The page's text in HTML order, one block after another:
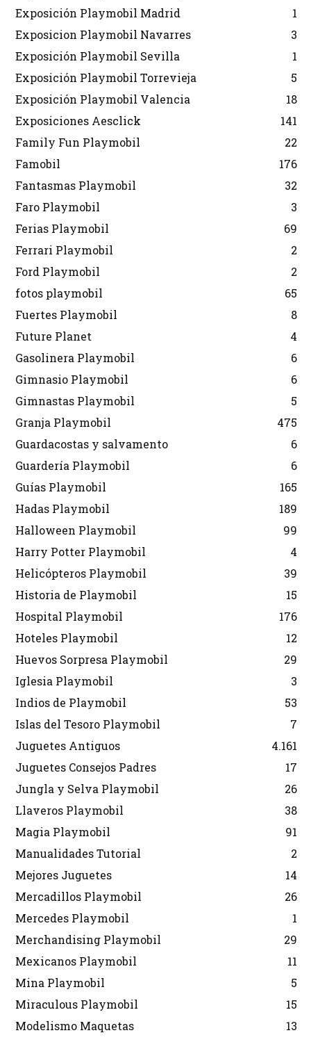
Exposición Playmobil Madrid
1
Exposicion Playmobil Navarres
3
Exposición Playmobil Sevilla
1
Exposición Playmobil Torrevieja
5
Exposición Playmobil Valencia
18
Exposiciones Aesclick
141
Family Fun Playmobil
22
Famobil
176
Fantasmas Playmobil
32
Faro Playmobil
3
Ferias Playmobil
69
Ferrari Playmobil
2
Ford Playmobil
2
fotos playmobil
65
Fuertes Playmobil
8
Future Planet
4
Gasolinera Playmobil
6
Gimnasio Playmobil
6
Gimnastas Playmobil
5
Granja Playmobil
475
Guardacostas y salvamento
6
Guardería Playmobil
6
Guías Playmobil
165
Hadas Playmobil
189
Halloween Playmobil
99
Harry Potter Playmobil
4
Helicópteros Playmobil
39
Historia de Playmobil
15
Hospital Playmobil
176
Hoteles Playmobil
12
Huevos Sorpresa Playmobil
29
Iglesia Playmobil
3
Indios de Playmobil
53
Islas del Tesoro Playmobil
7
Juguetes Antiguos
4.161
Juguetes Consejos Padres
17
Jungla y Selva Playmobil
26
Llaveros Playmobil
38
Magia Playmobil
91
Manualidades Tutorial
2
Mejores Juguetes
14
Mercadillos Playmobil
26
Mercedes Playmobil
1
Merchandising Playmobil
29
Mexicanos Playmobil
11
Mina Playmobil
5
Miraculous Playmobil
15
Modelismo Maquetas
13